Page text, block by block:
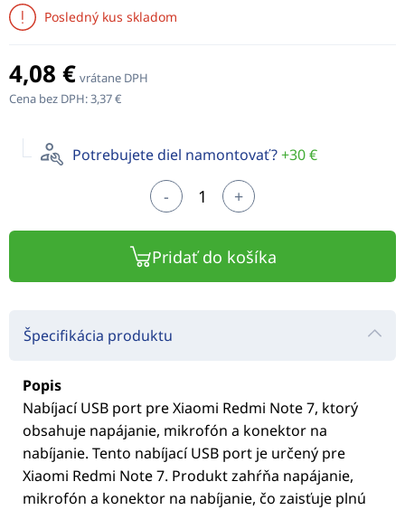
Posledný kus skladom
4,08 € vrátane DPH
Cena bez DPH:3,37 €
Potrebujete diel namontovať?+30 €
- +
Pridať do košíka
Špecifikácia produktu
Popis
Nabíjací USB port pre Xiaomi Redmi Note 7, ktorý
obsahuje napájanie, mikrofón a konektor na
nabíjanie. Tento nabíjací USB port je určený pre
Xiaomi Redmi Note 7. Produkt zahŕňa napájanie,
mikrofón a konektor na nabíjanie, čo zaisťuje plnú